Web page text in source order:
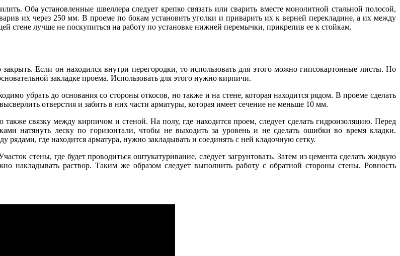
Оба установленные швеллера следует крепко связать или сварить вместе монолитной стальной полосой,
их через 250 мм. В проеме по бокам установить уголки и приварить их к верней перекладине, а их между
стене лучше не поскупиться на работу по установке нижней перемычки, прикрепив ее к стойкам.
Если он находился внутри перегородки, то использовать для этого можно гипсокартонные листы. Но
закладке проема. Использовать для этого нужно кирпичи.
убрать до основания со стороны откосов, но также и на стене, которая находится рядом. В проеме сделать
отверстия и забить в них части арматуры, которая имеет сечение не меньше 10 мм.
связку между кирпичом и стеной. На полу, где находится проем, следует сделать гидроизоляцию. Перед
натянуть леску по горизонтали, чтобы не выходить за уровень и не сделать ошибки во время кладки.
где находится арматура, нужно закладывать и соединять с ней кладочную сетку.
стены, где будет проводиться оштукатуривание, следует загрунтовать. Затем из цемента сделать жидкую
накладывать раствор. Таким же образом следует выполнить работу с обратной стороны стены. Ровность